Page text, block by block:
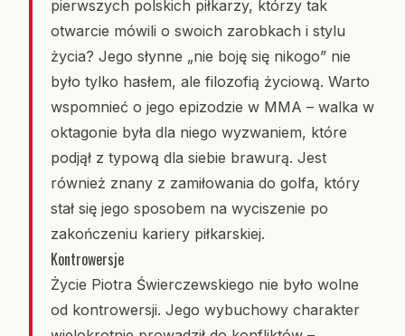
pierwszych polskich piłkarzy, którzy tak
otwarcie mówili o swoich zarobkach i stylu
życia? Jego słynne „nie boję się nikogo” nie
było tylko hasłem, ale filozofią życiową. Warto
wspomnieć o jego epizodzie w MMA – walka w
oktagonie była dla niego wyzwaniem, które
podjął z typową dla siebie brawurą. Jest
również znany z zamiłowania do golfa, który
stał się jego sposobem na wyciszenie po
zakończeniu kariery piłkarskiej.
Kontrowersje
Życie Piotra Świerczewskiego nie było wolne
od kontrowersji. Jego wybuchowy charakter